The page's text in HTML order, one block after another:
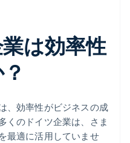
は効率性
、効率性がビジネスの成
くのドイツ企業は、さま
最適に活用していませ